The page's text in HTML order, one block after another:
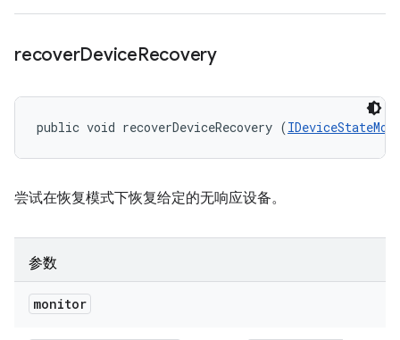
recoverDeviceRecovery
public void recoverDeviceRecovery (
尝试在恢复模式下恢复给定的无响应设备。
参数
monitor